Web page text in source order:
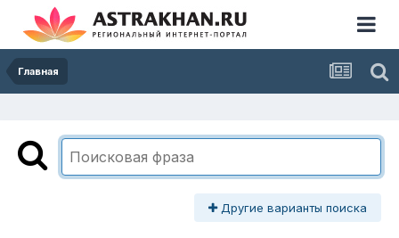
Главная
Другие варианты поиска